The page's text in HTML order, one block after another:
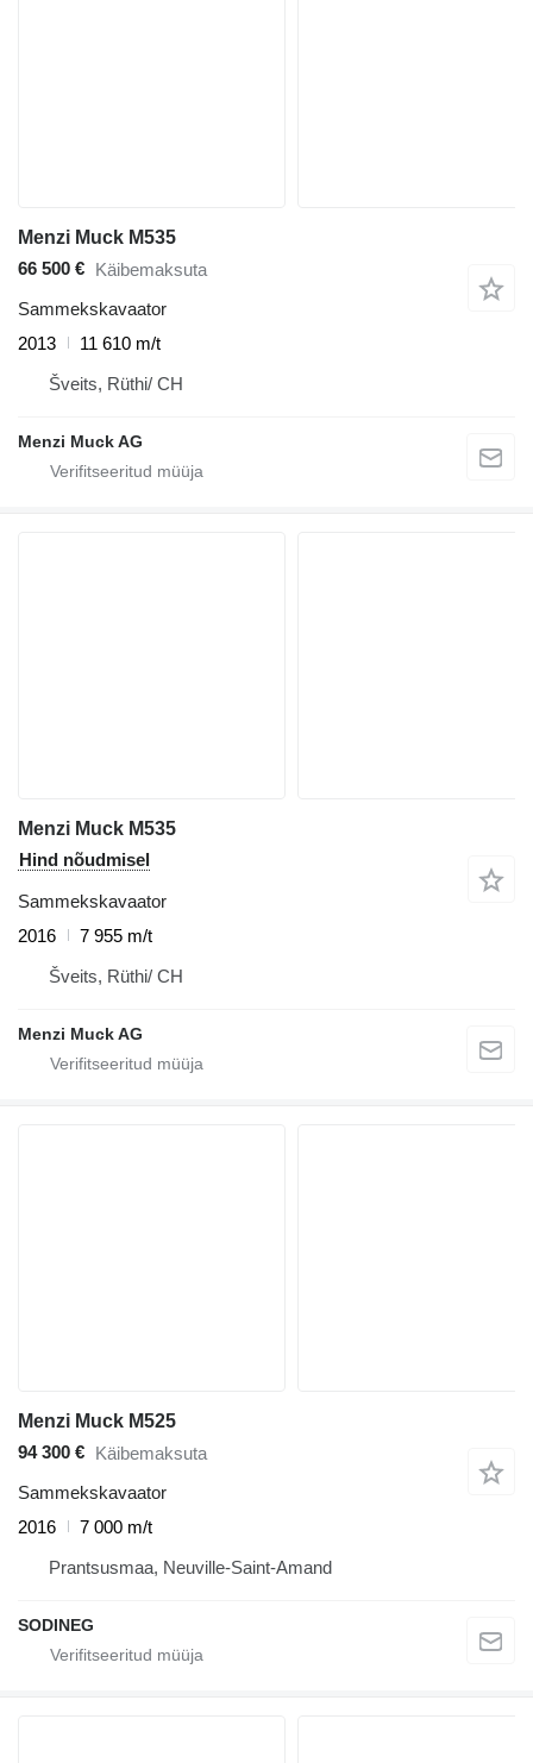
Menzi Muck M535
66 500 € Käibemaksuta
Sammekskavaator
2013
11 610 m/t
Šveits, Rüthi/ CH
Menzi Muck AG
Menzi Muck M535
Hind nõudmisel
Sammekskavaator
2016
7 955 m/t
Šveits, Rüthi/ CH
Menzi Muck AG
Menzi Muck M525
94 300 € Käibemaksuta
Sammekskavaator
2016
7 000 m/t
Prantsusmaa, Neuville-Saint-Amand
SODINEG